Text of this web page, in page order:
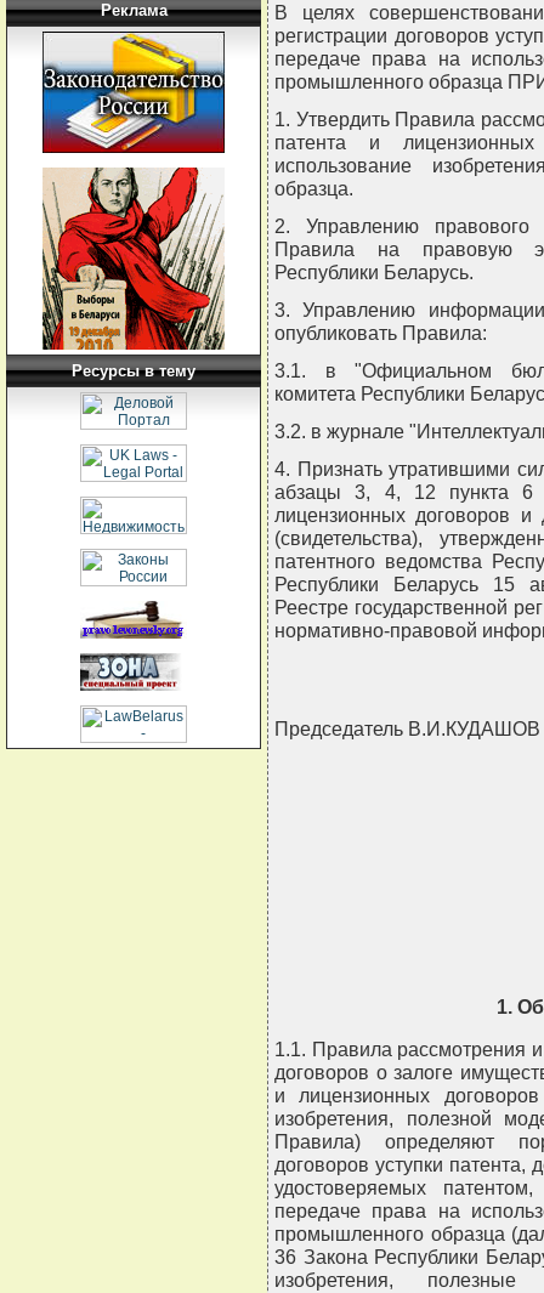
Реклама
Ресурсы в тему
В целях
регистрации договоров
передаче права на
промышленного образца
1. Утвердить Правила
патента и
использование
образца.
2. Управлению правового
Правила на правовую
Республики Беларусь.
3. Управлению
опубликовать Правила:
3.1. в "Официальном
комитета Республики
3.2. в журнале
4. Признать утратившими
абзацы 3, 4, 12 пункта 6
лицензионных договоров
(свидетельства),
патентного ведомства
Республики Беларусь 15
Реестре государственной
нормативно-правовой
Председатель В.И.КУДАШОВ
1.
1.1. Правила рассмотрения и
договоров о залоге
и лицензионных
изобретения, полезной
Правила) определяют
договоров уступки
удостоверяемых
передаче права на
промышленного образца
36 Закона Республики
изобретения,